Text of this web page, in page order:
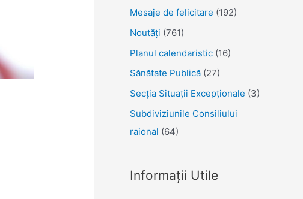
Mesaje de felicitare (192)
Noutăţi (761)
Planul calendaristic (16)
Sănătate Publică (27)
Secția Situații Excepționale (3)
Subdiviziunile Consiliului
raional (64)
Informații Utile